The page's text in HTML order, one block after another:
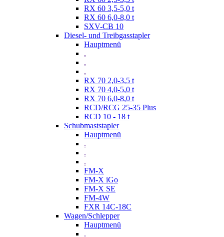
RX 60 3,5-5,0 t
RX 60 6,0-8,0 t
SXV-CB 10
Diesel- und Treibgasstapler
Hauptmenü
.
.
.
RX 70 2,0-3,5 t
RX 70 4,0-5,0 t
RX 70 6,0-8,0 t
RCD/RCG 25-35 Plus
RCD 10 - 18 t
Schubmaststapler
Hauptmenü
.
.
.
FM-X
FM-X iGo
FM-X SE
FM-4W
FXR 14C-18C
Wagen/Schlepper
Hauptmenü
.